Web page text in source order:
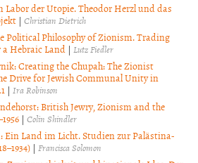
Labor der Utopie. Theodor Herzl und das
| Christian Dietrich
Political Philosophy of Zionism. Trading
Hebraic Land | Lutz Fiedler
Creating the Chupah: The Zionist
Drive for Jewish Communal Unity in
| Ira Robinson
British Jewry, Zionism and the
| Colin Shindler
Ein Land im Licht. Studien zur Palästina-
| Francisca Solomon